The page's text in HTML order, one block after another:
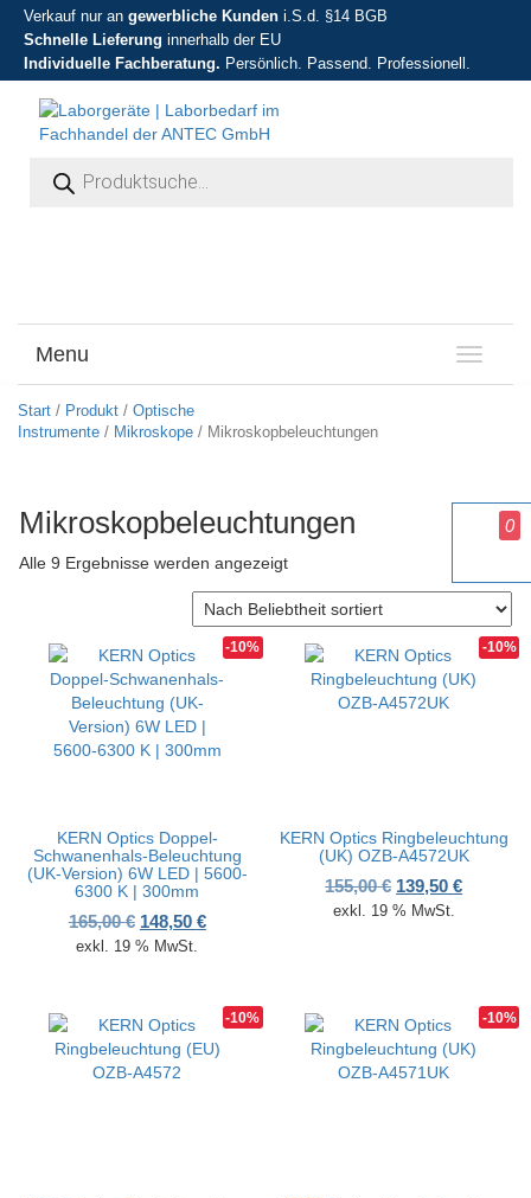
Verkauf nur an gewerbliche Kunden i.S.d. §14 BGB
Schnelle Lieferung innerhalb der EU
Individuelle Fachberatung. Persönlich. Passend. Professionell.
T
o
n
g
o
Menu
Start / Produkt / Optische
Instrumente / Mikroskope / Mikroskopbeleuchtungen
Mikroskopbeleuchtungen
Alle 9 Ergebnisse werden angezeigtNach Beliebtheit sortiert
-10%
KERN Optics Doppel-
Schwanenhals-Beleuchtung
(UK-Version) 6W LED | 5600-
6300 K | 300mm
165,00€ Ursprünglicher Preis war: 165,00 €
148,50 €Aktueller Preis ist: 148,50 €.
exkl. 19 % MwSt.
-10%
KERN Optics Ringbeleuchtung
(UK) OZB-A4572UK
155,00€ Ursprünglicher
139,50€
exkl. 19 % MwSt.
-10% -10%
0